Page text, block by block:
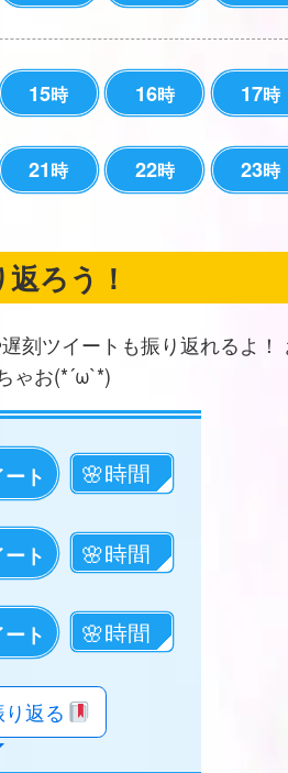
15時 16時 17時
21時 22時 23時
ろう！
刻ツイートも振り返れるよ！
ゃお(*´ω`*)
ト
ト
ト
ト
ト
ト
ト
ト
ト
ト
ト
ト
ト
ト
ト
ト
ト
ト
ト
ト
返る